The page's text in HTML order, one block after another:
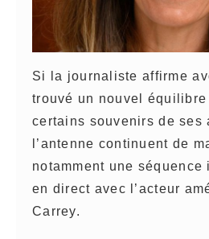
Si la journaliste affirme
trouvé un nouvel
certains souvenirs de ses
l’antenne continuent de
notamment une séquence
en direct avec l’acteur
Carrey.